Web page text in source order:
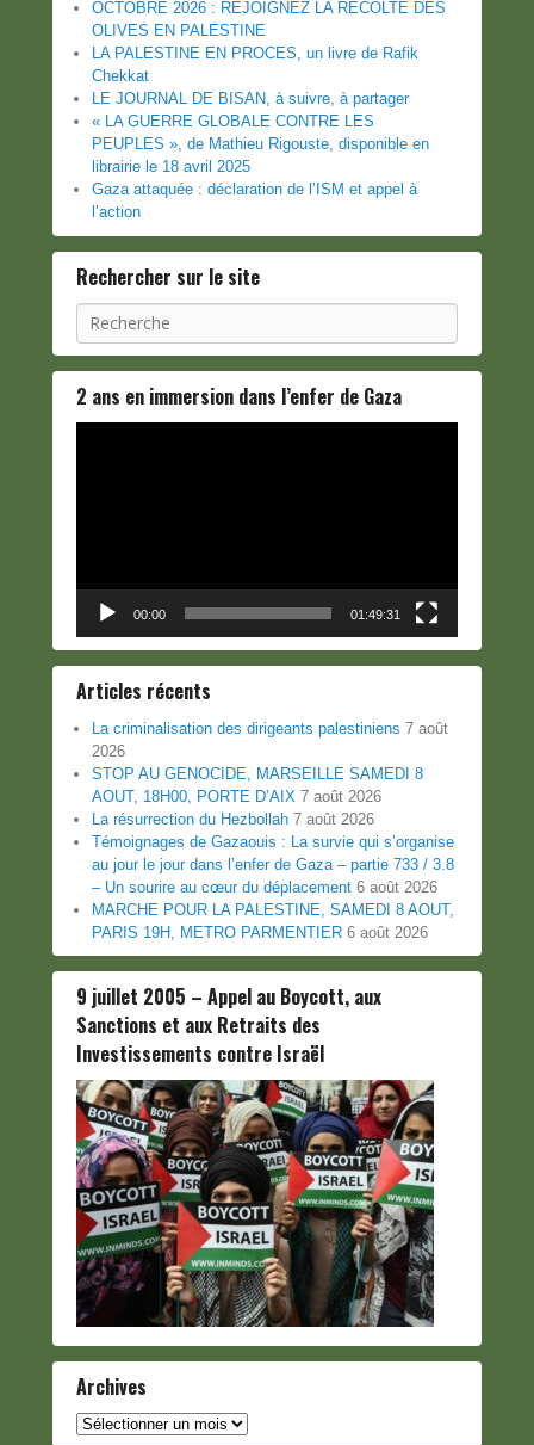
OCTOBRE 2026 : REJOIGNEZ LA RÉCOLTE DES
OLIVES EN PALESTINE
LA PALESTINE EN PROCES, un livre de Rafik
Chekkat
LE JOURNAL DE BISAN, à suivre, à partager
« LA GUERRE GLOBALE CONTRE LES
PEUPLES », de Mathieu Rigouste, disponible en
librairie le 18 avril 2025
Gaza attaquée : déclaration de l’ISM et appel à
l’action
Rechercher sur le site
Recherche
2 ans en immersion dans l’enfer de Gaza
00:00 01:49:31
Articles récents
La criminalisation des dirigeants palestiniens 7 août
2026
STOP AU GENOCIDE, MARSEILLE SAMEDI 8
AOUT, 18H00, PORTE D’AIX 7 août 2026
La résurrection du Hezbollah 7 août 2026
Témoignages de Gazaouis : La survie qui s’organise
au jour le jour dans l’enfer de Gaza – partie 733 / 3.8
– Un sourire au cœur du déplacement 6 août 2026
MARCHE POUR LA PALESTINE, SAMEDI 8 AOUT,
PARIS 19H, METRO PARMENTIER 6 août 2026
9 juillet 2005 – Appel au Boycott, aux
Sanctions et aux Retraits des
Investissements contre Israël
Archives
Archives